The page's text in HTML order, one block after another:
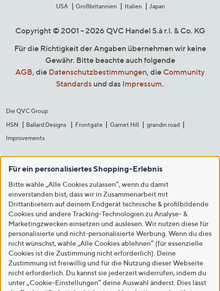
USA
Großbritannien Italien Japan
Copyright © 2001 - 2026 QVC Handel S.à r.l. & Co. KG
Für die Richtigkeit der Angaben übernehmen wir keine
Gewähr. Bitte beachte auch folgende
AGB, die Datenschutzbestimmungen, die Community
Standards und das Impressum.
Die QVC Group
HSN
Ballard Designs Frontgate Garnet Hill
grandin road
Improvements
Für ein personalisiertes Shopping-Erlebnis
Bitte wähle „Alle Cookies zulassen“, wenn du damit
einverstanden bist, dass wir in Zusammenarbeit mit
Drittanbietern auf deinem Endgerät technische & profilbildende
Cookies und andere Tracking-Technologien zu Analyse- &
Marketingzwecken einsetzen und auslesen. Wir nutzen diese für
personalisierte und nicht-personalisierte Werbung. Wenn du dies
nicht wünschst, wähle „Alle Cookies ablehnen“ (für essenzielle
Cookies ist die Zustimmung nicht erforderlich). Deine
Zustimmung ist freiwillig und für die Nutzung dieser Webseite
nicht erforderlich. Du kannst sie jederzeit widerrufen, indem du
unter „Cookie-Einstellungen“ deine Auswahl änderst. Dies lässt